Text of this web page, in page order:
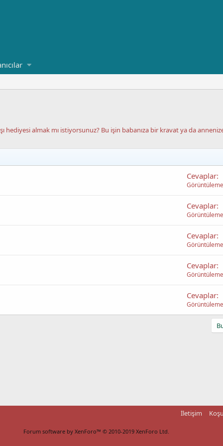
hediyesi almak mı istiyorsunuz? Bu işin babanıza bir kravat ya da
Cevaplar
Görüntüleme
Cevaplar
Görüntüleme
Cevaplar
Görüntüleme
Cevaplar
Görüntüleme
Cevaplar
Görüntüleme
İletişim
Forum software by XenForo™ © 2010-2019 XenForo Ltd.